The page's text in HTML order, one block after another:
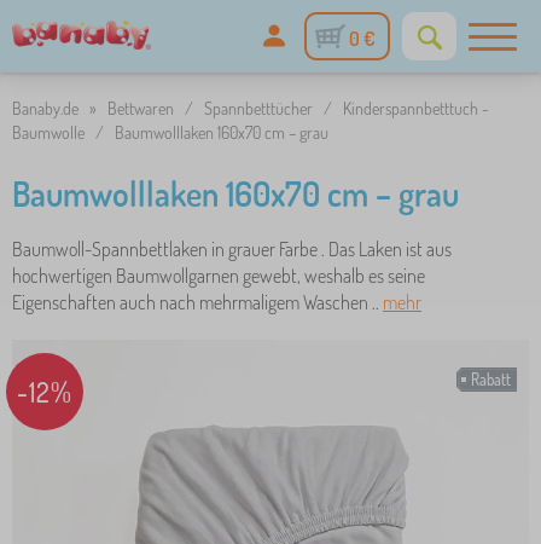
0 €
Banaby.de » Bettwaren / Spannbetttücher /
Kinderspannbetttuch -
Baumwolle / Baumwolllaken 160x70 cm – grau
Baumwolllaken 160x70 cm – grau
Baumwoll-Spannbettlaken in grauer Farbe . Das Laken ist aus
hochwertigen Baumwollgarnen gewebt, weshalb es seine
Eigenschaften auch nach mehrmaligem Waschen .. mehr
Rabatt
-12%